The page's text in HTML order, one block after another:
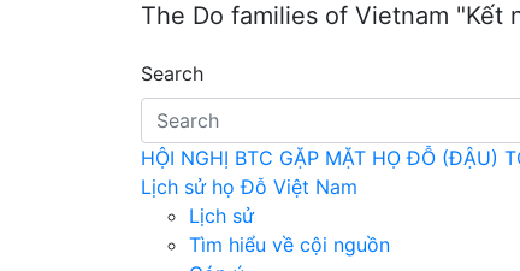
The Do families of Vietnam "Kết
Search
HỘI NGHỊ BTC GẶP MẶT HỌ ĐỖ (ĐẬU)
Lịch sử họ Đỗ Việt Nam
Lịch sử
Tìm hiểu về cội nguồn